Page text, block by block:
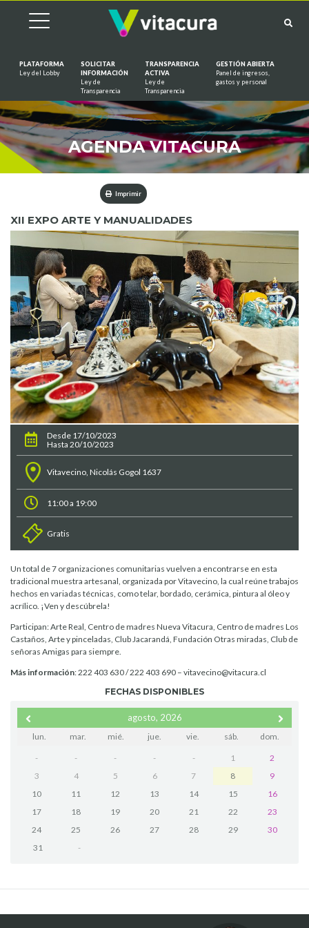
PLATAFORMA
Ley del Lobby
SOLICITAR
INFORMACIÓN
Ley de
Transparencia
TRANSPARENCIA
ACTIVA
Ley de
Transparencia
GESTIÓN ABIERTA
Panel de ingresos,
gastos y personal
AGENDA VITACURA
Imprimir
XII EXPO ARTE Y MANUALIDADES
Desde 17/10/2023
Hasta 20/10/2023
Vitavecino, Nicolás Gogol 1637
11:00 a 19:00
Gratis
Un total de 7 organizaciones comunitarias vuelven a encontrarse en esta
tradicional muestra artesanal, organizada por Vitavecino, la cual reúne trabajos
hechos en variadas técnicas, como telar, bordado, cerámica, pintura al óleo y
acrílico. ¡Ven y descúbrela!
Participan: Arte Real, Centro de madres Nueva Vitacura, Centro de madres Los
Castaños, Arte y pinceladas, Club Jacarandá, Fundación Otras miradas, Club de
señoras Amigas para siempre.
Más información: 222 403 630 / 222 403 690 – vitavecino@vitacura.cl
FECHAS DISPONIBLES
agosto, 2026
lun. mar. mié. jue. vie. sáb. dom.
- - - - - 1
2
3
4 5 6 7 8
9
10
11 12 13 14 15
16
17
18 19 20 21 22
23
24
25 26 27 28 29
30
31
-